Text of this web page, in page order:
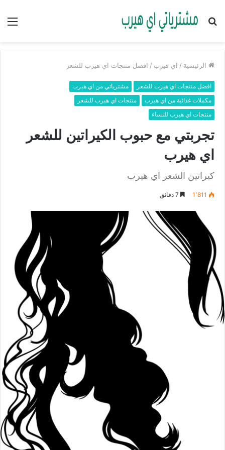
بحث
الرئيسية / اي هيرب / افضل منتجات اي هيرب للشعر
افضل منتجات اي هيرب للشعر
مشترياتي من اي هيرب
مكملات غذائية من اي هيرب
منتجات اي هيرب للشعر
منتجات اي هيرب للنساء
تجربتي مع حبوب الكيراتين للشعر
اي هيرب
كيراتين الشعر اي هيرب
1٬811